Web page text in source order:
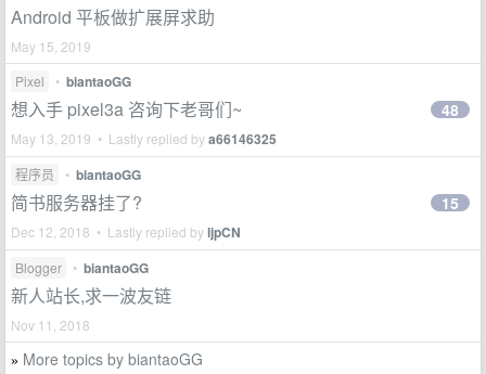
Android 平板做扩展屏求助
May 15, 2019
Pixel
• biantaoGG
想入手 pixel3a 咨询下老哥们~
May 13, 2019 • Lastly replied bya66146325
48
程序员 • biantaoGG
简书服务器挂了?
Dec 12, 2018 • Lastly replied byljpCN
15
Blogger • biantaoGG
新人站长,求一波友链
Nov 11, 2018
» More topics by biantaoGG